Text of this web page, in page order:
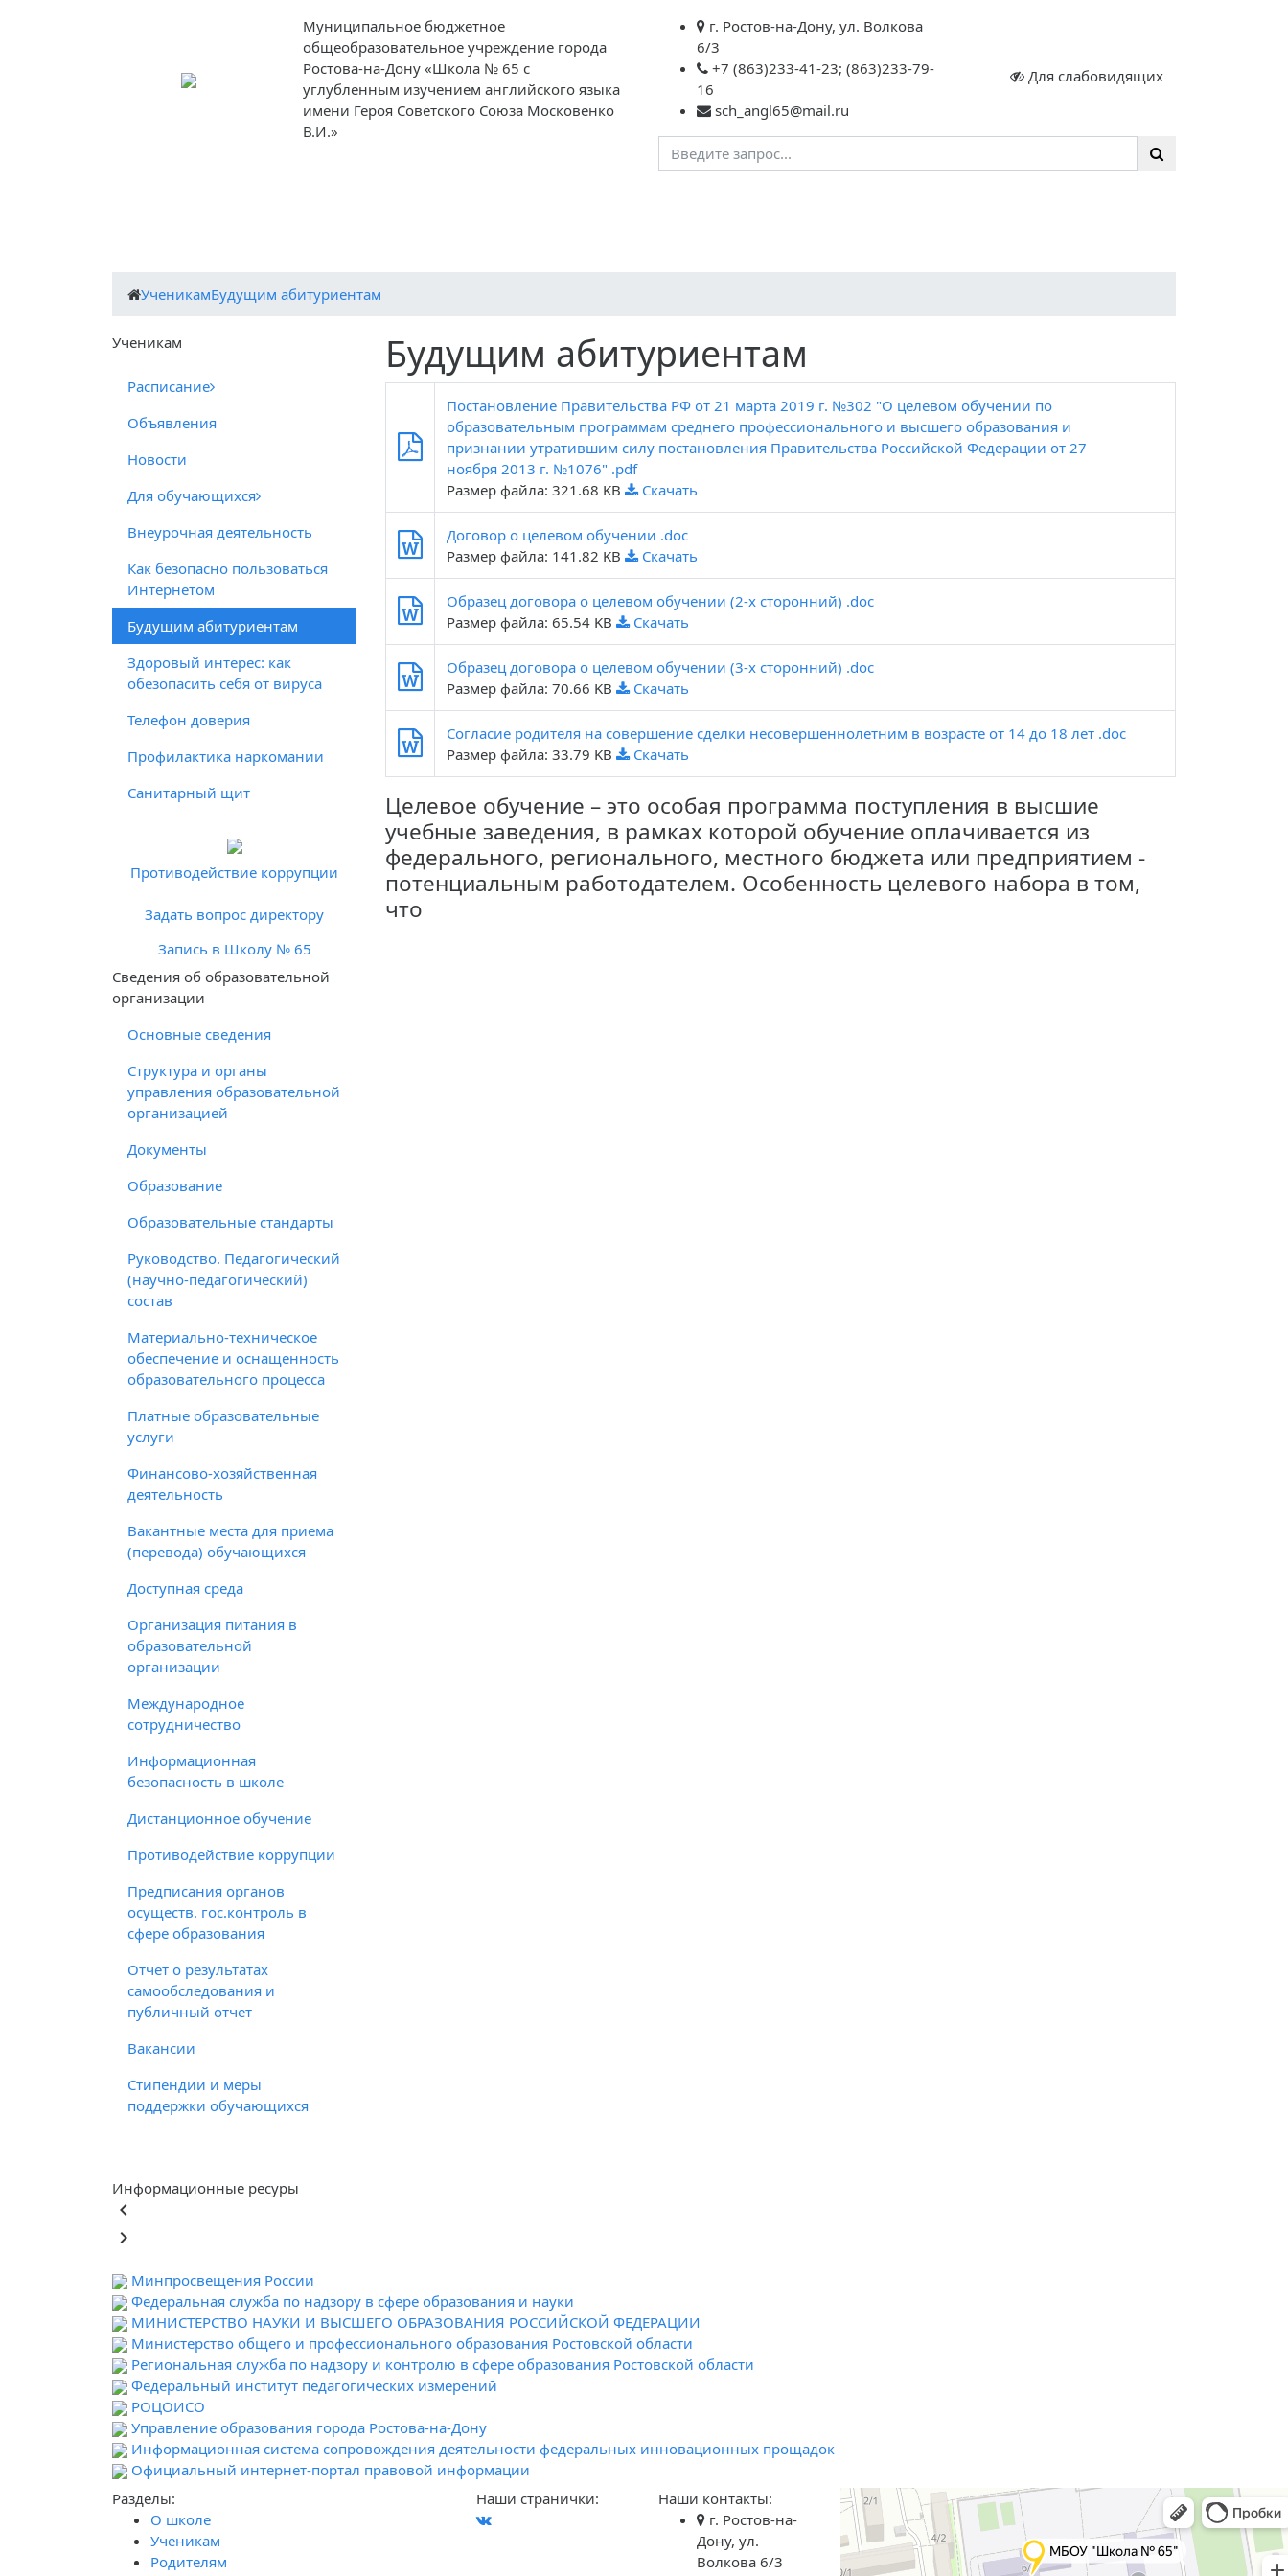
Муниципальное бюджетное
общеобразовательное учреждение города
Ростова-на-Дону «Школа № 65 с
углубленным изучением английского языка
имени Героя Советского Союза Московенко
В.И.»
г. Ростов-на-Дону, ул. Волкова
6/3
+7 (863)233-41-23; (863)233-79-
16
sch_angl65@mail.ru
Для слабовидящих
УченикамБудущим абитуриентам
Ученикам
Расписание
Объявления
Новости
Для обучающихся
Внеурочная деятельность
Как безопасно пользоваться
Интернетом
Будущим абитуриентам
Здоровый интерес: как
обезопасить себя от вируса
Телефон доверия
Профилактика наркомании
Санитарный щит
Противодействие коррупции
Задать вопрос директору
Запись в Школу № 65
Cведения об образовательной
организации
Основные сведения
Структура и органы
управления образовательной
организацией
Документы
Образование
Образовательные стандарты
Руководство. Педагогический
(научно-педагогический)
состав
Материально-техническое
обеспечение и оснащенность
образовательного процесса
Платные образовательные
услуги
Финансово-хозяйственная
деятельность
Вакантные места для приема
(перевода) обучающихся
Доступная среда
Организация питания в
образовательной
организации
Международное
сотрудничество
Информационная
безопасность в школе
Дистанционное обучение
Противодействие коррупции
Предписания органов
осуществ. гос.контроль в
сфере образования
Отчет о результатах
самообследования и
публичный отчет
Вакансии
Стипендии и меры
поддержки обучающихся
Будущим абитуриентам
Постановление Правительства РФ от 21 марта 2019 г. №302 "О целевом обучении по
образовательным программам среднего профессионального и высшего образования и
признании утратившим силу постановления Правительства Российской Федерации от 27
ноября 2013 г. №1076" .pdf
Размер файла: 321.68 KB
Скачать
Договор о целевом обучении .doc
Размер файла: 141.82 KB
Скачать
Образец договора о целевом обучении (2-х сторонний) .doc
Размер файла: 65.54 KB
Скачать
Образец договора о целевом обучении (3-х сторонний) .doc
Размер файла: 70.66 KB
Скачать
Согласие родителя на совершение сделки несовершеннолетним в возрасте от 14 до 18 лет .doc
Размер файла: 33.79 KB
Скачать
Целевое обучение – это особая программа поступления в высшие
учебные заведения, в рамках которой обучение оплачивается из
федерального, регионального, местного бюджета или предприятием -
потенциальным работодателем. Особенность целевого набора в том,
что
Информационные ресуры
keyboard_arrow_left
keyboard_arrow_right
Минпросвещения России
Федеральная служба по надзору в сфере образования и науки
МИНИСТЕРСТВО НАУКИ И ВЫСШЕГО ОБРАЗОВАНИЯ РОССИЙСКОЙ ФЕДЕРАЦИИ
Министерство общего и профессионального образования Ростовской области
Региональная служба по надзору и контролю в сфере образования Ростовской области
Федеральный институт педагогических измерений
РОЦОИСО
Управление образования города Ростова-на-Дону
Информационная система сопровождения деятельности федеральных инновационных прощадок
Официальный интернет-портал правовой информации
Разделы:
О школе
Ученикам
Родителям
Наши странички:
Наши контакты:
г. Ростов-на-
Дону, ул.
Волкова 6/3